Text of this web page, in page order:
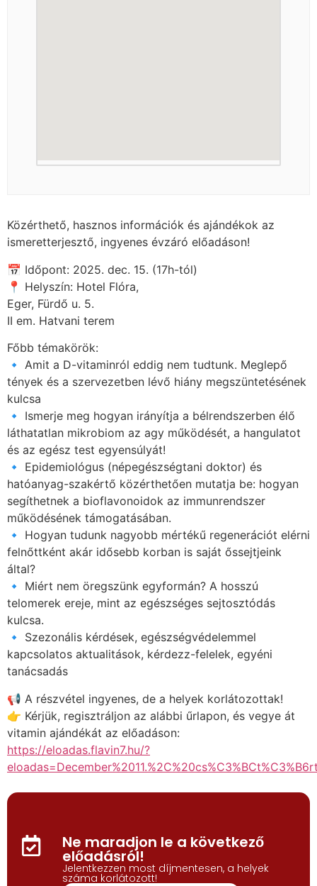
Közérthető, hasznos információk és ajándékok az
ismeretterjesztő, ingyenes évzáró előadáson!
📅 Időpont: 2025. dec. 15. (17h-tól)
📍 Helyszín: Hotel Flóra,
Eger, Fürdő u. 5.
II em. Hatvani terem
Főbb témakörök:
🔹 Amit a D-vitaminról eddig nem tudtunk. Meglepő
tények és a szervezetben lévő hiány megszüntetésének
kulcsa
🔹 Ismerje meg hogyan irányítja a bélrendszerben élő
láthatatlan mikrobiom az agy működését, a hangulatot
és az egész test egyensúlyát!
🔹 Epidemiológus (népegészségtani doktor) és
hatóanyag-szakértő közérthetően mutatja be: hogyan
segíthetnek a bioflavonoidok az immunrendszer
működésének támogatásában.
🔹 Hogyan tudunk nagyobb mértékű regenerációt elérni
felnőttként akár idősebb korban is saját őssejtjeink
által?
🔹 Miért nem öregszünk egyformán? A hosszú
telomerek ereje, mint az egészséges sejtosztódás
kulcsa.
🔹 Szezonális kérdések, egészségvédelemmel
kapcsolatos aktualitások, kérdezz-felelek, egyéni
tanácsadás
📢 A részvétel ingyenes, de a helyek korlátozottak!
👉 Kérjük, regisztráljon az alábbi űrlapon, és vegye át
vitamin ajándékát az előadáson:
https://eloadas.flavin7.hu/?
Ne maradjon le a következő
előadásról!
Jelentkezzen most díjmentesen, a helyek
száma korlátozott!